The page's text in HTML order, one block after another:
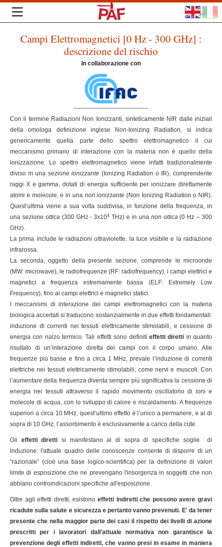
Campi Elettromagnetici [0 Hz - 300 GHz] :
descrizione del rischio
In collaborazione con
Con il termine Radiazioni Non Ionizzanti, sinteticamente NIR dalle iniziali
della omologa definizione inglese Non-Ionizing Radiation, si indica
genericamente quella parte dello spettro elettromagnetico il cui
meccanismo primario di interazione con la materia non è quello della
ionizzazione. Lo spettro elettromagnetico viene infatti tradizionalmente
diviso in una sezioneionizzante (Ionizing Radiation o IR), comprendente
raggi X e gamma, dotati di energia sufficiente per ionizzare direttamente
atomi e molecole, e in una non ionizzante (Non Ionizing Radiation o NIR).
Quest’ultima viene a sua volta suddivisa, in funzione della frequenza, in
una sezione ottica (300 GHz - 3x104 THz) e in una non ottica(0 Hz – 300
GHz).
La prima include le radiazioni ultraviolette, la luce visibile e la radiazione
infrarossa.
La seconda, oggetto della presente sezione, comprende le microonde
(MW: microwave), le radiofrequenze (RF: radiofrequency), i campi elettrici e
magnetici a frequenza estremamente bassa (ELF: Extremely Low
Frequency), fino ai campi elettrici e magnetici statici.
I meccanismi di interazione dei campi elettromagnetici con la materia
biologica accertati si traducono sostanzialmente in due effetti fondamentali:
induzione di correnti nei tessuti elettricamente stimolabili, e cessione di
energia con rialzo termico. Tali effetti sono definiti effetti diretti in quanto
risultato di un’interazione diretta dei campi con il corpo umano. Alle
frequenze più basse e fino a circa 1 MHz, prevale l’induzione di correnti
elettriche nei tessuti elettricamente stimolabili, come nervi e muscoli. Con
l’aumentare della frequenza diventa sempre più significativa la cessione di
energia nei tessuti attraverso il rapido movimento oscillatorio di ioni e
molecole di acqua, con lo sviluppo di calore e riscaldamento. A frequenze
superiori a circa 10 MHz, quest’ultimo effetto è l’unico a permanere, e al di
sopra di 10 GHz, l’assorbimento è esclusivamente a carico della cute.
Gli effetti direttisi manifestano al di sopra di specifiche soglie di
induzione: l'attuale quadro delle conoscenze consente di disporre di un
“razionale” (cioè una base logico-scientifica) per la definizione di valori
limite di esposizione che ne prevengano l'insorgenza in soggetti che non
abbiano controindicazioni specifiche all'esposizione.
Oltre agli effetti diretti, esistono effetti indiretti che possono avere gravi
ricadute sulla salute e sicurezza e pertanto vanno prevenuti. E' da tener
presente che nella maggior parte dei casi il rispetto dei livelli di azione
prescritti per i lavoratori dall'attuale normativa non garantisce la
prevenzione degli effetti indiretti, che vanno presi in esame in maniera